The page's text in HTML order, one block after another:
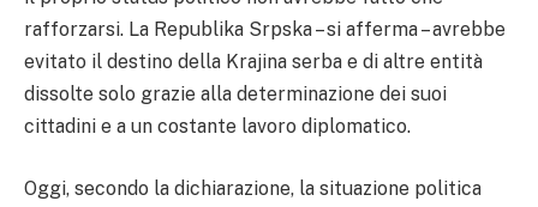
rafforzarsi. La Republika Srpska – si afferma – avrebbe
evitato il destino della Krajina serba e di altre entità
dissolte solo grazie alla determinazione dei suoi
cittadini e a un costante lavoro diplomatico.
Oggi, secondo la dichiarazione, la situazione politica